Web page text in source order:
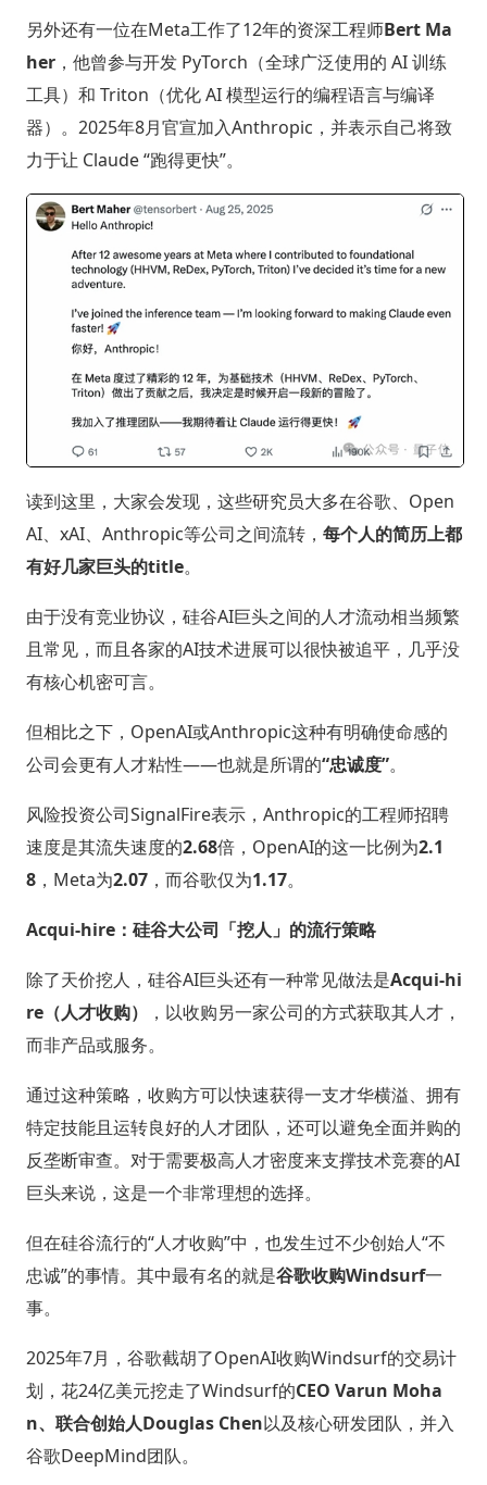
另外还有一位在Meta工作了12年的资深工程师Bert Ma
her，他曾参与开发 PyTorch（全球广泛使用的 AI 训练
工具）和 Triton（优化 AI 模型运行的编程语言与编译
器）。2025年8月官宣加入Anthropic，并表示自己将致
力于让 Claude “跑得更快”。
读到这里，大家会发现，这些研究员大多在谷歌、Open
AI、xAI、Anthropic等公司之间流转， 每个人的简历上都
有好几家巨头的title。
由于没有竞业协议，硅谷AI巨头之间的人才流动相当频繁
且常见，而且各家的AI技术进展可以很快被追平，几乎没
有核心机密可言。
但相比之下，OpenAI或Anthropic这种有明确使命感的
公司会更有人才粘性——也就是所谓的“忠诚度”。
风险投资公司SignalFire表示，Anthropic的工程师招聘
速度是其流失速度的2.68倍，OpenAI的这一比例为2.1
8，Meta为2.07，而谷歌仅为1.17。
Acqui-hire：硅谷大公司「挖人」的流行策略
除了天价挖人，硅谷AI巨头还有一种常见做法是Acqui-hi
re（人才收购）
，以收购另一家公司的方式获取其人才，
而非产品或服务。
通过这种策略，收购方可以快速获得一支才华横溢、拥有
特定技能且运转良好的人才团队，还可以避免全面并购的
反垄断审查。对于需要极高人才密度来支撑技术竞赛的AI
巨头来说，这是一个非常理想的选择。
但在硅谷流行的“人才收购”中，也发生过不少创始人“不
忠诚”的事情。其中最有名的就是谷歌收购Windsurf一
事。
2025年7月，谷歌截胡了OpenAI收购Windsurf的交易计
划，花24亿美元挖走了Windsurf的CEO Varun Moha
n、联合创始人Douglas Chen以及核心研发团队，并入
谷歌DeepMind团队。